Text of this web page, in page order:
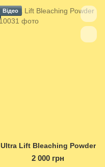
Відео
Ultra Lift Bleaching Powder
2 000 грн